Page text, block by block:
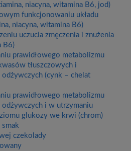
niacyna, witamina B6, jod)
funkcjonowaniu układu
niacyna, witamina B6)
uczucia zmęczenia i znużenia
B6)
prawidłowego metabolizmu
tłuszczowych i
odżywczych (cynk – chelat
prawidłowego metabolizmu
odżywczych i w utrzymaniu
glukozy we krwi (chrom)
smak
czekolady